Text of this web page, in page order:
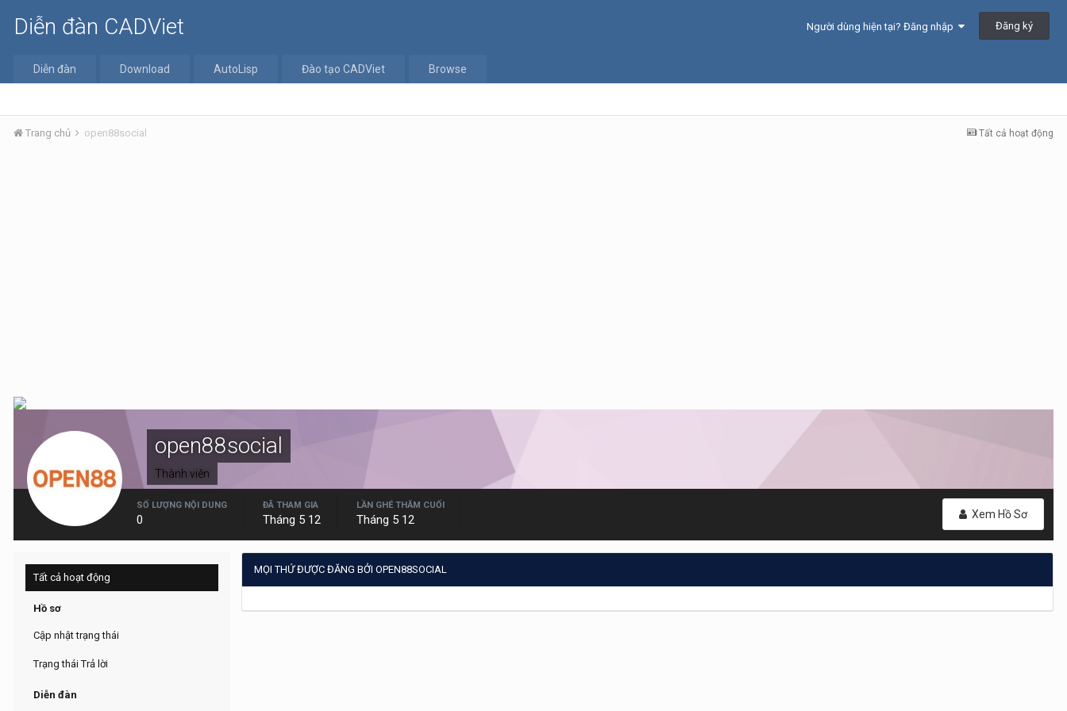
Diễn đàn CADViet Người dùng hiện tại? Đăng nhập Đăng ký
Diễn đàn Download AutoLisp Đào tạo CADViet Browse
Tất cả hoạt động
Trang chủ open88social
open88social
Thành viên
Xem Hồ Sơ
SỐ LƯỢNG NỘI DUNG
0
ĐÃ THAM GIA
Tháng 5 12
LẦN GHÉ THĂM CUỐI
Tháng 5 12
Tất cả hoạt động
Hồ sơ
Cập nhật trạng thái
Trạng thái Trả lời
Diễn đàn
MỌI THỨ ĐƯỢC ĐĂNG BỞI OPEN88SOCIAL